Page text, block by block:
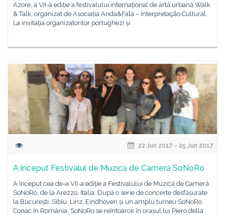
Azore, a VII-a ediție a festivalului internațional de artă urbană Walk
& Talk, organizat de Asociația Anda&Fala – Interpretação Cultural.
La invitația organizatorilor portughezi și
22 Jun 2017 - 25 Jun 2017
A început Festivalul de Muzică de Cameră SoNoRo
A început cea de-a VII-a ediție a Festivalului de Muzică de Cameră
SoNoRo, de la Arezzo, Italia. După o serie de concerte desfășurate
la București, Sibiu, Linz, Eindhoven și un amplu turneu SoNoRo
Conac în România, SoNoRo se reîntoarce în orașul lui Piero della